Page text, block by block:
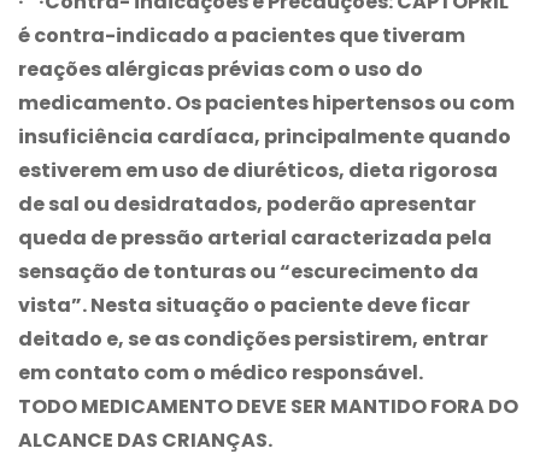
é contra-indicado a pacientes que tiveram
reações alérgicas prévias com o uso do
medicamento. Os pacientes hipertensos ou com
insuficiência cardíaca, principalmente quando
estiverem em uso de diuréticos, dieta rigorosa
de sal ou desidratados, poderão apresentar
queda de pressão arterial caracterizada pela
sensação de tonturas ou “escurecimento da
vista”. Nesta situação o paciente deve ficar
deitado e, se as condições persistirem, entrar
em contato com o médico responsável.
TODO MEDICAMENTO DEVE SER MANTIDO FORA DO
ALCANCE DAS CRIANÇAS.